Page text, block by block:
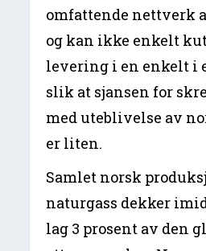
omfattende nettverk
og kan ikke enkelt
levering i en enkelt i
slik at sjansen for
med uteblivelse av
er liten.
Samlet norsk
naturgass dekker
lag 3 prosent av den